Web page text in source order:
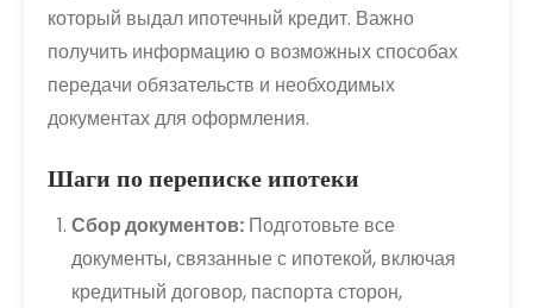
который выдал ипотечный кредит. Важно
получить информацию о возможных способах
передачи обязательств и необходимых
документах для оформления.
Шаги по переписке ипотеки
Сбор документов: Подготовьте все
документы, связанные с ипотекой, включая
кредитный договор, паспорта сторон,